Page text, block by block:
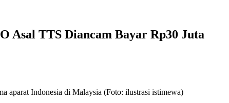
Asal TTS Diancam Bayar Rp30 Juta
aparat Indonesia di Malaysia (Foto: ilustrasi istimewa)